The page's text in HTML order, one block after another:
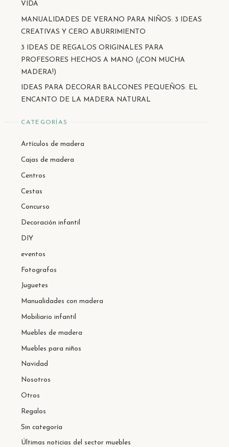
VIDA
MANUALIDADES DE VERANO PARA NIÑOS: 3 IDEAS
CREATIVAS Y CERO ABURRIMIENTO
3 IDEAS DE REGALOS ORIGINALES PARA
PROFESORES HECHOS A MANO (¡CON MUCHA
MADERA!)
IDEAS PARA DECORAR BALCONES PEQUEÑOS: EL
ENCANTO DE LA MADERA NATURAL
CATEGORÍAS
Artículos de madera
Cajas de madera
Centros
Cestas
Concurso
Decoración infantil
DIY
eventos
Fotografos
Juguetes
Manualidades con madera
Mobiliario infantil
Muebles de madera
Muebles para niños
Navidad
Nosotros
Otros
Regalos
Sin categoría
Últimas noticias del sector muebles